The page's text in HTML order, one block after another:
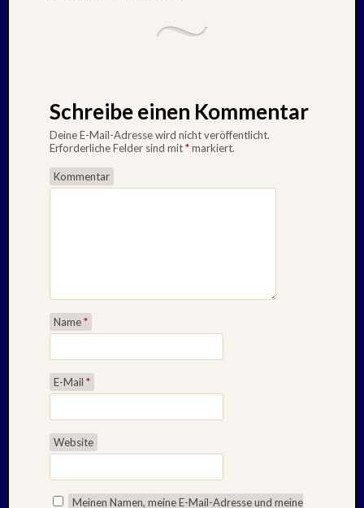
Schreibe einen Kommentar
Deine E-Mail-Adresse wird nicht veröffentlicht.
Erforderliche Felder sind mit*markiert.
Kommentar
Name*
E-Mail *
Website
Meinen Namen, meine E-Mail-Adresse und meine